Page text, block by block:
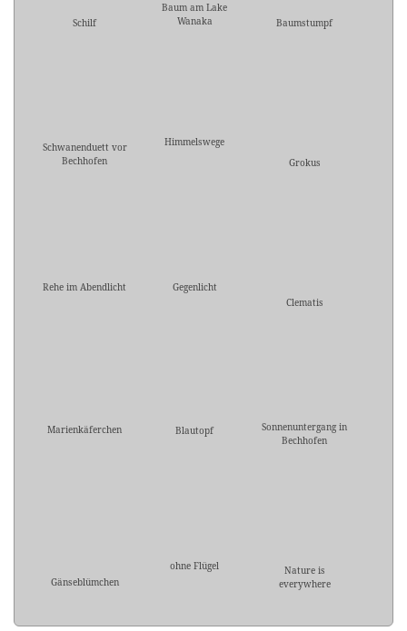
Schilf
Baum am Lake
Wanaka
Baumstumpf
Schwanenduett vor
Bechhofen
Himmelswege
Grokus
Rehe im Abendlicht
Gegenlicht
Clematis
Marienkäferchen Blautopf
Sonnenuntergang in
Bechhofen
Gänseblümchen
ohne Flügel
Nature is
everywhere